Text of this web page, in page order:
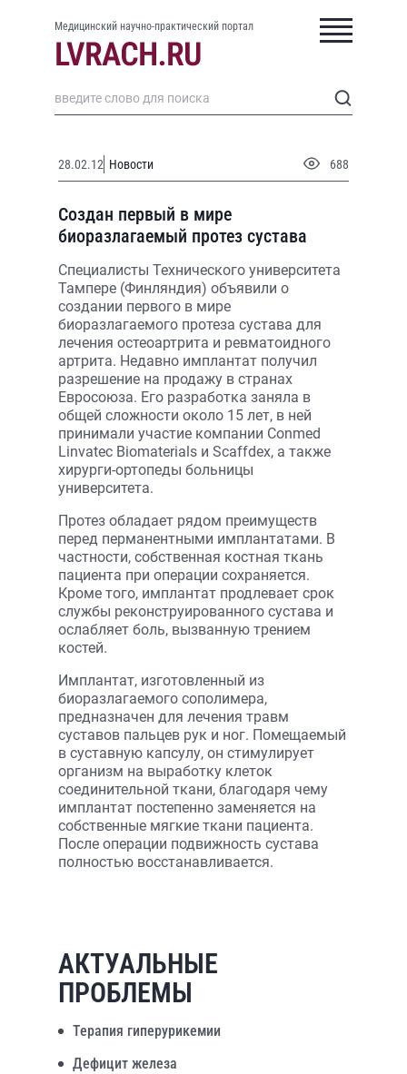
Медицинский научно-практический портал
28.02.12 Новости 688
Создан первый в мире
биоразлагаемый протез сустава
Специалисты Технического университета
Тампере (Финляндия) объявили о
создании первого в мире
биоразлагаемого протеза сустава для
лечения остеоартрита и ревматоидного
артрита. Недавно имплантат получил
разрешение на продажу в странах
Евросоюза. Его разработка заняла в
общей сложности около 15 лет, в ней
принимали участие компании Conmed
Linvatec Biomaterials и Scaffdex, а также
хирурги-ортопеды больницы
университета.
Протез обладает рядом преимуществ
перед перманентными имплантатами. В
частности, собственная костная ткань
пациента при операции сохраняется.
Кроме того, имплантат продлевает срок
службы реконструированного сустава и
ослабляет боль, вызванную трением
костей.
Имплантат, изготовленный из
биоразлагаемого сополимера,
предназначен для лечения травм
суставов пальцев рук и ног. Помещаемый
в суставную капсулу, он стимулирует
организм на выработку клеток
соединительной ткани, благодаря чему
имплантат постепенно заменяется на
собственные мягкие ткани пациента.
После операции подвижность сустава
полностью восстанавливается.
АКТУАЛЬНЫЕ
ПРОБЛЕМЫ
Терапия гиперурикемии
Дефицит железа